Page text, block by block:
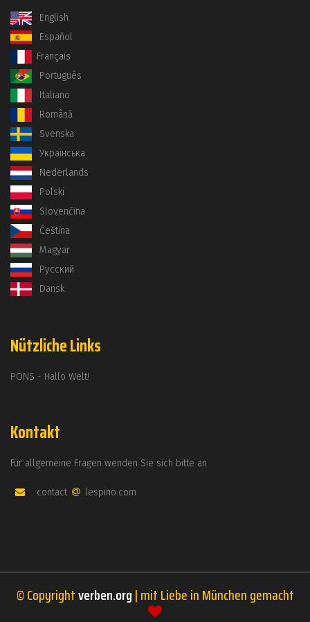
English
Español
Français
Português
Italiano
Română
Svenska
Українська
Nederlands
Polski
Slovenčina
Čeština
Magyar
Русский
Dansk
Nützliche Links
PONS - Hallo Welt!
Kontakt
Für allgemeine Fragen wenden Sie sich bitte an
contact lespino.com
© Copyrightverben.org| mit Liebe in München gemacht